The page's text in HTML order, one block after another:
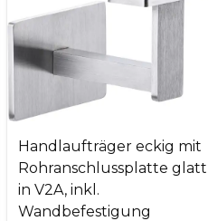
Handlaufträger eckig mit
Rohranschlussplatte glatt
in V2A, inkl.
Wandbefestigung